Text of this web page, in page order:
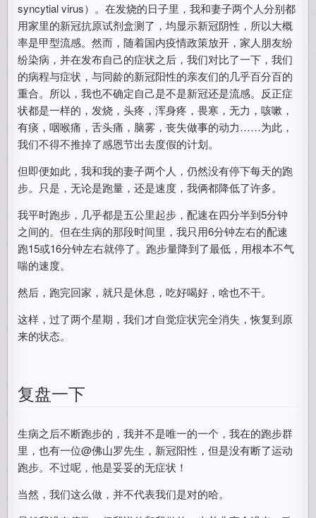
syncytial virus）。在发烧的日子里，我和妻子两个人分别都
用家里的新冠抗原试剂盒测了，均显示新冠阴性，所以大概
率是甲型流感。然而，随着国内疫情政策放开，家人朋友纷
纷染病，并在发布自己的症状之后，我们对比了一下，我们
的病程与症状，与同龄的新冠阳性的亲友们的几乎百分百的
重合。所以，我也不确定自己是不是新冠还是流感。反正症
状都是一样的，发烧，头疼，浑身疼，畏寒，无力，咳嗽，
有痰，咽喉痛，舌头痛，脑雾，丧失做事的动力……为此，
我们不得不推掉了感恩节出去度假的计划。
但即便如此，我和我的妻子两个人，仍然没有停下每天的跑
步。只是，无论是跑量，还是速度，我俩都降低了许多。
我平时跑步，几乎都是五公里起步，配速在四分半到5分钟
之间的。但在生病的那段时间里，我只用6分钟左右的配速
跑15或16分钟左右就停了。跑步量降到了最低，用根本不气
喘的速度。
然后，跑完回家，就只是休息，吃好喝好，啥也不干。
这样，过了两个星期，我们才自觉症状完全消失，恢复到原
来的状态。
复盘一下
生病之后不断跑步的，我并不是唯一的一个，我在的跑步群
里，也有一位@佛山罗先生，新冠阳性，但是没有断了运动
跑步。不过呢，他是妥妥的无症状！
当然，我们这么做，并不代表我们是对的哈。